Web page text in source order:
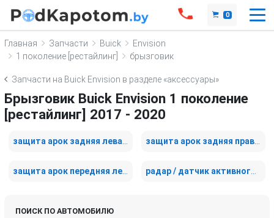
0
Главная Запчасти Buick
Envision
1 поколение [рестайлинг]
брызговик
Запчасти на Buick Envision в разделе «аксессуары»
Брызговик Buick Envision 1 поколение
[рестайлинг] 2017 - 2020
ПОИСК ПО АВТОМОБИЛЮ